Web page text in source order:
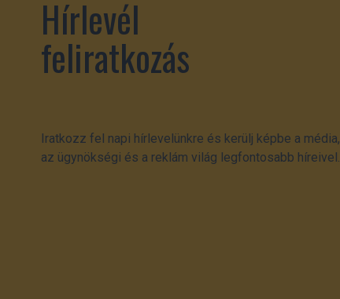
Hírlevél
feliratkozás
Iratkozz fel napi hírlevelünkre és kerülj képbe a média,
az ügynökségi és a reklám világ legfontosabb híreivel.